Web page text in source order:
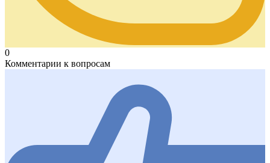
0
Комментарии к вопросам